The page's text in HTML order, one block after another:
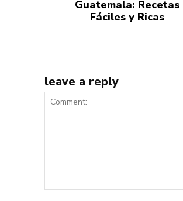
Guatemala: Recetas
Fáciles y Ricas
leave a reply